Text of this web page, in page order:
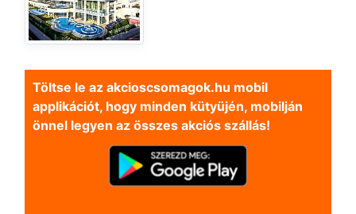
Töltse le az akcioscsomagok.hu mobil
applikációt, hogy minden kütyüjén, mobilján
önnel legyen az összes akciós szállás!